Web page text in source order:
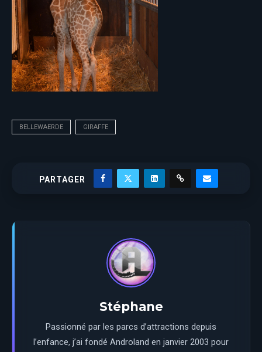
BELLEWAERDE GIRAFFE
PARTAGER
Stéphane
Passionné par les parcs d’attractions depuis
l’enfance, j’ai fondé Androland en janvier 2003 pour